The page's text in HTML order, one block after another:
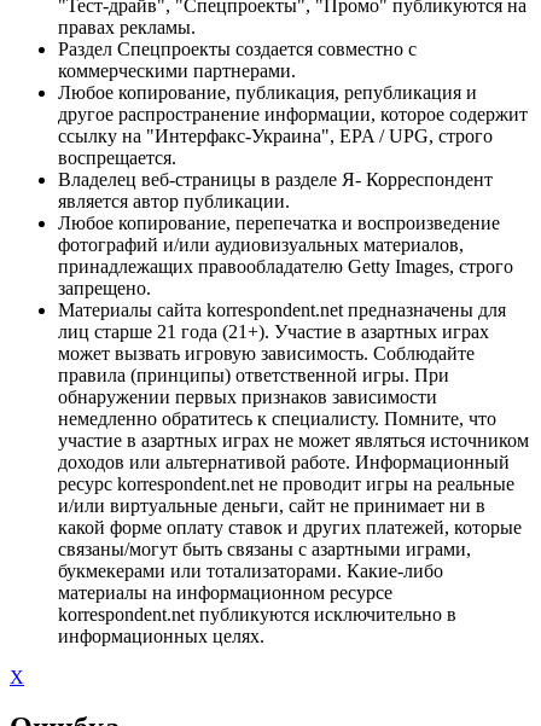
"Тест-драйв", "Спецпроекты", "Промо" публикуются на
правах рекламы.
Раздел Спецпроекты создается совместно с
коммерческими партнерами.
Любое копирование, публикация, републикация и
другое распространение информации, которое содержит
ссылку на "Интерфакс-Украина", EPA / UPG, строго
воспрещается.
Владелец веб-страницы в разделе Я- Корреспондент
является автор публикации.
Любое копирование, перепечатка и воспроизведение
фотографий и/или аудиовизуальных материалов,
принадлежащих правообладателю Getty Images, строго
запрещено.
Материалы сайта korrespondent.net предназначены для
лиц старше 21 года (21+). Участие в азартных играх
может вызвать игровую зависимость. Соблюдайте
правила (принципы) ответственной игры. При
обнаружении первых признаков зависимости
немедленно обратитесь к специалисту. Помните, что
участие в азартных играх не может являться источником
доходов или альтернативой работе. Информационный
ресурс korrespondent.net не проводит игры на реальные
и/или виртуальные деньги, сайт не принимает ни в
какой форме оплату ставок и других платежей, которые
связаны/могут быть связаны с азартными играми,
букмекерами или тотализаторами. Какие-либо
материалы на информационном ресурсе
korrespondent.net публикуются исключительно в
информационных целях.
X